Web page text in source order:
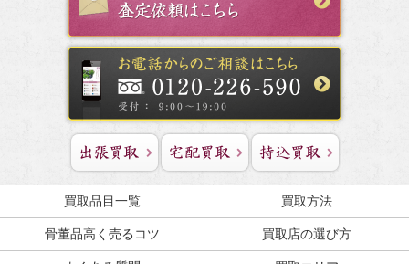
買取品目一覧 買取方法
骨董品高く売るコツ 買取店の選び方